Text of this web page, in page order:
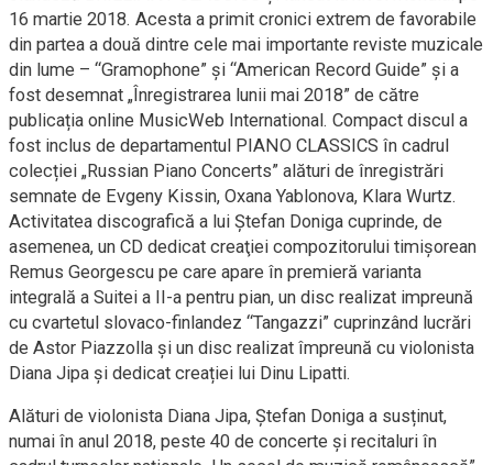
16 martie 2018. Acesta a primit cronici extrem de favorabile
din partea a două dintre cele mai importante reviste muzicale
din lume – “Gramophone” şi “American Record Guide” și a
fost desemnat „Înregistrarea lunii mai 2018” de către
publicația online MusicWeb International. Compact discul a
fost inclus de departamentul PIANO CLASSICS în cadrul
colecției „Russian Piano Concerts” alături de înregistrări
semnate de Evgeny Kissin, Oxana Yablonova, Klara Wurtz.
Activitatea discografică a lui Ştefan Doniga cuprinde, de
asemenea, un CD dedicat creaţiei compozitorului timişorean
Remus Georgescu pe care apare în premieră varianta
integrală a Suitei a II-a pentru pian, un disc realizat impreună
cu cvartetul slovaco-finlandez “Tangazzi” cuprinzând lucrări
de Astor Piazzolla și un disc realizat împreună cu violonista
Diana Jipa și dedicat creației lui Dinu Lipatti.
Alături de violonista Diana Jipa, Ștefan Doniga a susținut,
numai în anul 2018, peste 40 de concerte și recitaluri în